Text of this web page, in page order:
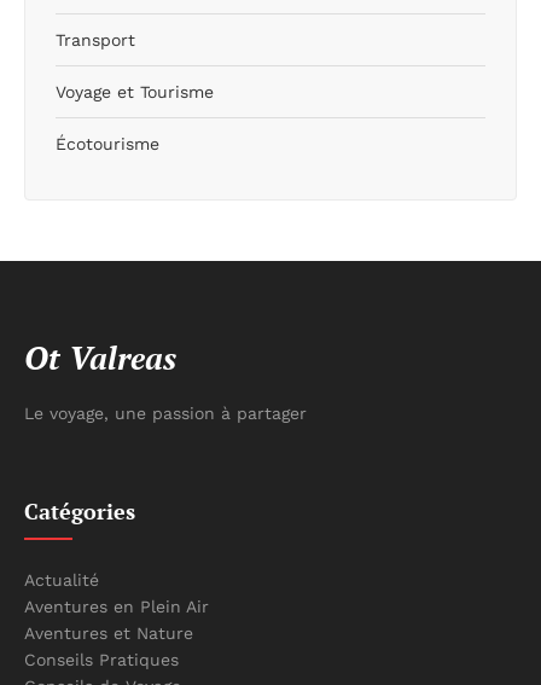
Transport
Voyage et Tourisme
Écotourisme
Ot Valreas
Le voyage, une passion à partager
Catégories
Actualité
Aventures en Plein Air
Aventures et Nature
Conseils Pratiques